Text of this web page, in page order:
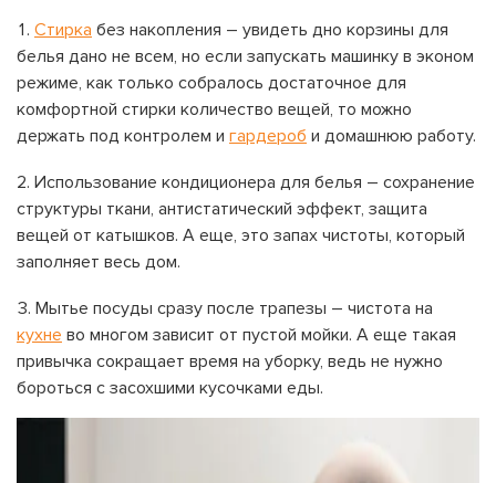
Стирка без накопления – увидеть дно корзины для
белья дано не всем, но если запускать машинку в эконом
режиме, как только собралось достаточное для
комфортной стирки количество вещей, то можно
держать под контролем и гардероб и домашнюю работу.
Использование кондиционера для белья – сохранение
структуры ткани, антистатический эффект, защита
вещей от катышков. А еще, это запах чистоты, который
заполняет весь дом.
Мытье посуды сразу после трапезы – чистота на
кухне во многом зависит от пустой мойки. А еще такая
привычка сокращает время на уборку, ведь не нужно
бороться с засохшими кусочками еды.